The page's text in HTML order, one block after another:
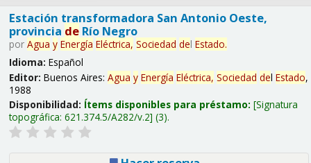
Estación transformadora San Antonio Oeste,
provincia deRío Negro
por Agua y Energía Eléctrica, Sociedad del Estado.
Idioma: Español
Editor: Buenos Aires: Agua y Energía Eléctrica, Sociedad del Estado,
1988
Disponibilidad: Ítems disponibles para préstamo: Signatura
topográfica: 621.374.5/A282/v.2 (3).